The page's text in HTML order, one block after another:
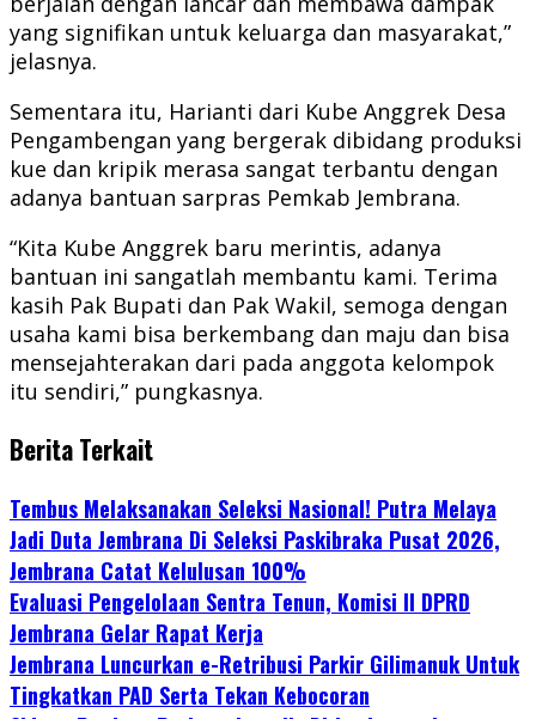
yang signifikan untuk keluarga dan masyarakat,”
jelasnya.
Sementara itu, Harianti dari Kube Anggrek Desa
Pengambengan yang bergerak dibidang produksi
kue dan kripik merasa sangat terbantu dengan
adanya bantuan sarpras Pemkab Jembrana.
“Kita Kube Anggrek baru merintis, adanya
bantuan ini sangatlah membantu kami. Terima
kasih Pak Bupati dan Pak Wakil, semoga dengan
usaha kami bisa berkembang dan maju dan bisa
mensejahterakan dari pada anggota kelompok
itu sendiri,” pungkasnya.
Berita Terkait
Tembus Melaksanakan Seleksi Nasional! Putra Melaya
Jadi Duta Jembrana Di Seleksi Paskibraka Pusat 2026,
Jembrana Catat Kelulusan 100%
Evaluasi Pengelolaan Sentra Tenun, Komisi II DPRD
Jembrana Gelar Rapat Kerja
Jembrana Luncurkan e-Retribusi Parkir Gilimanuk Untuk
Tingkatkan PAD Serta Tekan Kebocoran